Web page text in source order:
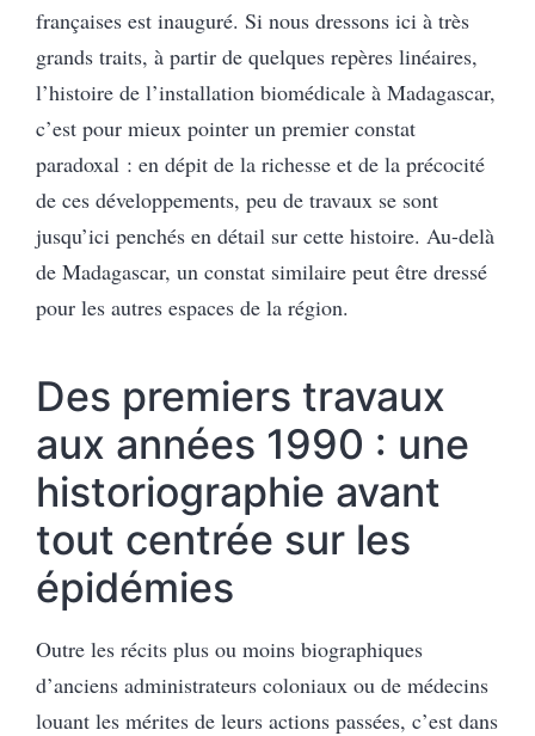
françaises est inauguré. Si nous dressons ici à très
grands traits, à partir de quelques repères linéaires,
l’histoire de l’installation biomédicale à Madagascar,
c’est pour mieux pointer un premier constat
paradoxal : en dépit de la richesse et de la précocité
de ces développements, peu de travaux se sont
jusqu’ici penchés en détail sur cette histoire. Au-delà
de Madagascar, un constat similaire peut être dressé
pour les autres espaces de la région.
Des premiers travaux
aux années 1990 : une
historiographie avant
tout centrée sur les
épidémies
Outre les récits plus ou moins biographiques
d’anciens administrateurs coloniaux ou de médecins
louant les mérites de leurs actions passées, c’est dans